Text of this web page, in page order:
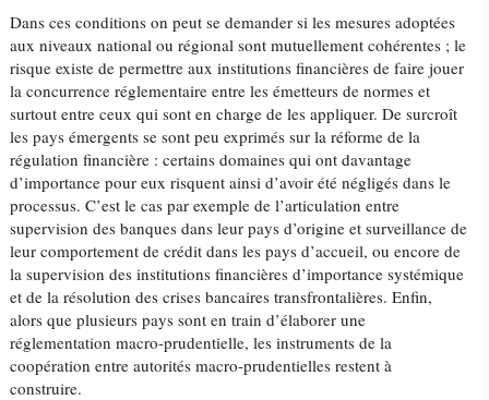
Dans ces conditions on peut se demander si les mesures adoptées
aux niveaux national ou régional sont mutuellement cohérentes ; le
risque existe de permettre aux institutions financières de faire jouer
la concurrence réglementaire entre les émetteurs de normes et
surtout entre ceux qui sont en charge de les appliquer. De surcroît
les pays émergents se sont peu exprimés sur la réforme de la
régulation financière : certains domaines qui ont davantage
d’importance pour eux risquent ainsi d’avoir été négligés dans le
processus. C’est le cas par exemple de l’articulation entre
supervision des banques dans leur pays d’origine et surveillance de
leur comportement de crédit dans les pays d’accueil, ou encore de
la supervision des institutions financières d’importance systémique
et de la résolution des crises bancaires transfrontalières. Enfin,
alors que plusieurs pays sont en train d’élaborer une
réglementation macro-prudentielle, les instruments de la
coopération entre autorités macro-prudentielles restent à
construire.